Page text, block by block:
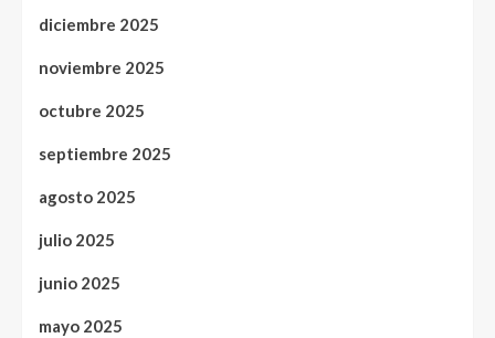
diciembre 2025
noviembre 2025
octubre 2025
septiembre 2025
agosto 2025
julio 2025
junio 2025
mayo 2025